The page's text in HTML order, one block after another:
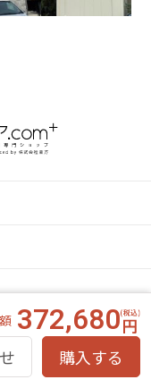
372,680
購入する
プライバシーポリシー